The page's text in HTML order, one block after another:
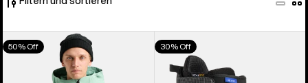
917
von
Burton
[ak]®
50% Off
Burton
Highshot
30% Off